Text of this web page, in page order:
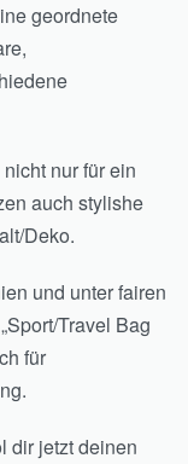
geordnete
nur für ein
auch stylishe
Deko.
und unter fairen
Travel Bag
für
dir jetzt deinen